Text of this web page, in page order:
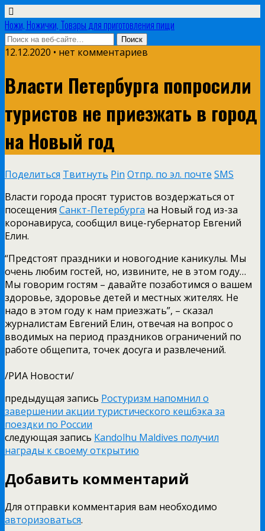
Ножи, Ножички, Товары для приготовления пищи
12.12.2020 • нет комментариев
Власти Петербурга попросили
туристов не приезжать в город
на Новый год
Поделиться Твитнуть Pin Отпр. по эл. почте SMS
Власти города просят туристов воздержаться от
посещения Санкт-Петербурга на Новый год из-за
коронавируса, сообщил вице-губернатор Евгений
Елин.
“Предстоят праздники и новогодние каникулы. Мы
очень любим гостей, но, извините, не в этом году…
Мы говорим гостям – давайте позаботимся о вашем
здоровье, здоровье детей и местных жителях. Не
надо в этом году к нам приезжать”, – сказал
журналистам Евгений Елин, отвечая на вопрос о
вводимых на период праздников ограничений по
работе общепита, точек досуга и развлечений.
/РИА Новости/
предыдущая запись Ростуризм напомнил о
завершении акции туристического кешбэка за
поездки по России
следующая запись Kandolhu Maldives получил
награды к своему открытию
Добавить комментарий
Для отправки комментария вам необходимо
авторизоваться.